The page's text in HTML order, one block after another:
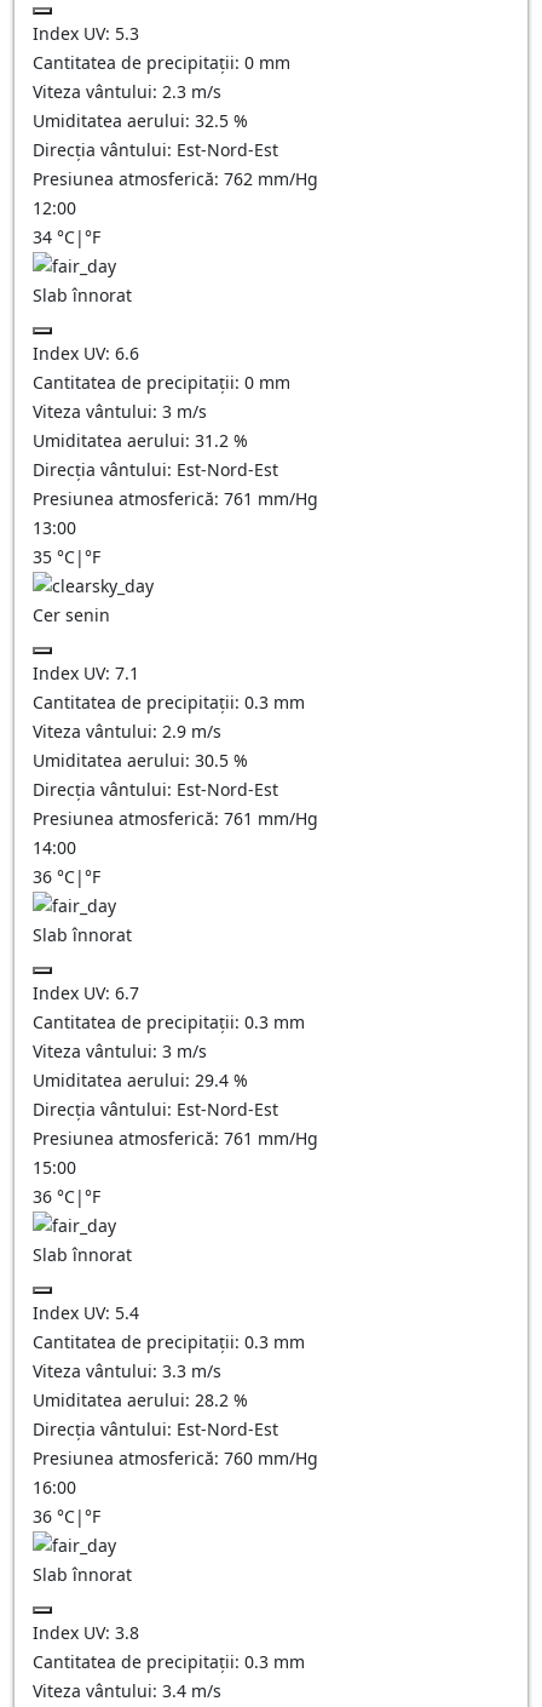
Index UV: 5.3
Cantitatea de precipitații: 0 mm
Viteza vântului: 2.3 m/s
Umiditatea aerului: 32.5 %
Direcția vântului: Est-Nord-Est
Presiunea atmosferică: 762 mm/Hg
12:00
34 °C|°F
Slab înnorat
Index UV: 6.6
Cantitatea de precipitații: 0 mm
Viteza vântului: 3 m/s
Umiditatea aerului: 31.2 %
Direcția vântului: Est-Nord-Est
Presiunea atmosferică: 761 mm/Hg
13:00
35 °C|°F
Cer senin
Index UV: 7.1
Cantitatea de precipitații: 0.3 mm
Viteza vântului: 2.9 m/s
Umiditatea aerului: 30.5 %
Direcția vântului: Est-Nord-Est
Presiunea atmosferică: 761 mm/Hg
14:00
36 °C|°F
Slab înnorat
Index UV: 6.7
Cantitatea de precipitații: 0.3 mm
Viteza vântului: 3 m/s
Umiditatea aerului: 29.4 %
Direcția vântului: Est-Nord-Est
Presiunea atmosferică: 761 mm/Hg
15:00
36 °C|°F
Slab înnorat
Index UV: 5.4
Cantitatea de precipitații: 0.3 mm
Viteza vântului: 3.3 m/s
Umiditatea aerului: 28.2 %
Direcția vântului: Est-Nord-Est
Presiunea atmosferică: 760 mm/Hg
16:00
36 °C|°F
Slab înnorat
Index UV: 3.8
Cantitatea de precipitații: 0.3 mm
Viteza vântului: 3.4 m/s